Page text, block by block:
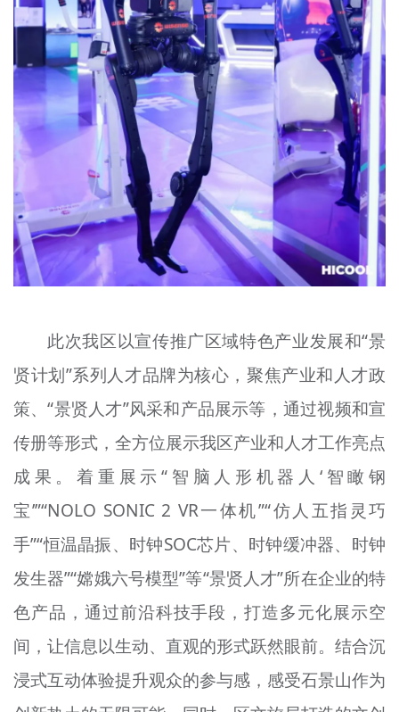
此次我区以宣传推广区域特色产业发展和“景
贤计划”系列人才品牌为核心，聚焦产业和人才政
策、“景贤人才”风采和产品展示等，通过视频和宣
传册等形式，全方位展示我区产业和人才工作亮点
成果。着重展示“智脑人形机器人‘智瞰钢
宝’”“NOLO SONIC 2 VR一体机”“仿人五指灵巧
手”“恒温晶振、时钟SOC芯片、时钟缓冲器、时钟
发生器”“嫦娥六号模型”等“景贤人才”所在企业的特
色产品，通过前沿科技手段，打造多元化展示空
间，让信息以生动、直观的形式跃然眼前。结合沉
浸式互动体验提升观众的参与感，感受石景山作为